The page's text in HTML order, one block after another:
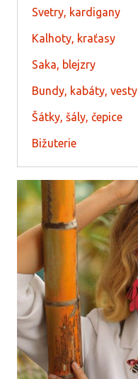
Svetry, kardigany
Kalhoty, kraťasy
Saka, blejzry
Bundy, kabáty, vesty
Šátky, šály, čepice
Bižuterie